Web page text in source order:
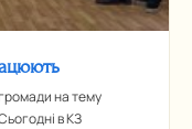
на тему
в КЗ